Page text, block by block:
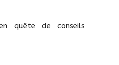
quête de conseils